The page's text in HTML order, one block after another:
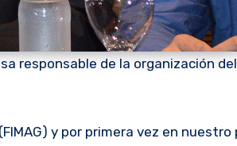
responsable de la organización del